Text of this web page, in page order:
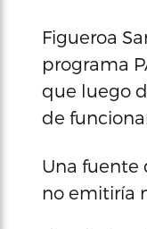
Figueroa
programa
que luego
de
Una fuente
no emitiría